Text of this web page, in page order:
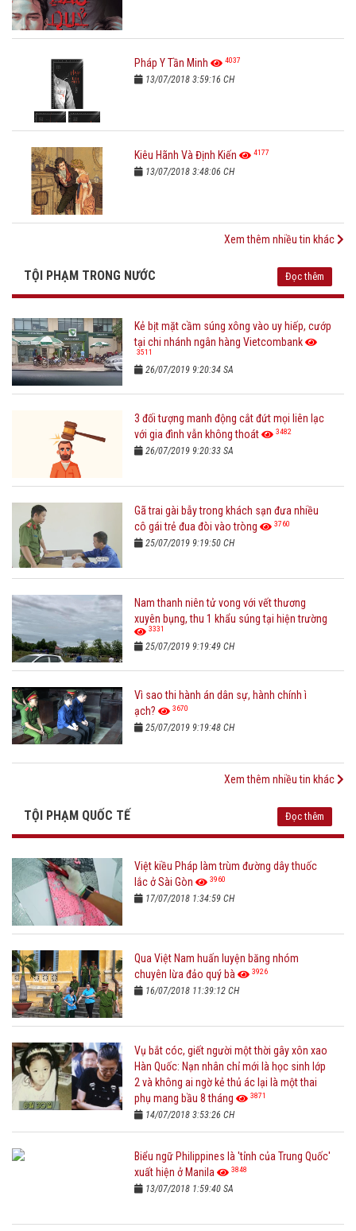
Pháp Y Tần Minh 4037
13/07/2018 3:59:16 CH
Kiêu Hãnh Và Định Kiến 4177
13/07/2018 3:48:06 CH
Xem thêm nhiều tin khác
TỘI PHẠM TRONG NƯỚC Đọc thêm
Kẻ bịt mặt cầm súng xông vào uy hiếp, cướp
tại chi nhánh ngân hàng Vietcombank
3511
26/07/2019 9:20:34 SA
3 đối tượng manh động cắt đứt mọi liên lạc
với gia đình vẫn không thoát
3482
26/07/2019 9:20:33 SA
Gã trai gài bẫy trong khách sạn đưa nhiều
cô gái trẻ đua đòi vào tròng
3760
25/07/2019 9:19:50 CH
Nam thanh niên tử vong với vết thương
xuyên bụng, thu 1 khẩu súng tại hiện trường
3331
25/07/2019 9:19:49 CH
Vì sao thi hành án dân sự, hành chính ì
ạch?
3670
25/07/2019 9:19:48 CH
Xem thêm nhiều tin khác
TỘI PHẠM QUỐC TẾ Đọc thêm
Việt kiều Pháp làm trùm đường dây thuốc
lắc ở Sài Gòn
3960
17/07/2018 1:34:59 CH
Qua Việt Nam huấn luyện băng nhóm
chuyên lừa đảo quý bà
3926
16/07/2018 11:39:12 CH
Vụ bắt cóc, giết người một thời gây xôn xao
Hàn Quốc: Nạn nhân chỉ mới là học sinh lớp
2 và không ai ngờ kẻ thủ ác lại là một thai
phụ mang bầu 8 tháng
3871
14/07/2018 3:53:26 CH
Biểu ngữ Philippines là 'tỉnh của Trung Quốc'
xuất hiện ở Manila
3848
13/07/2018 1:59:40 SA